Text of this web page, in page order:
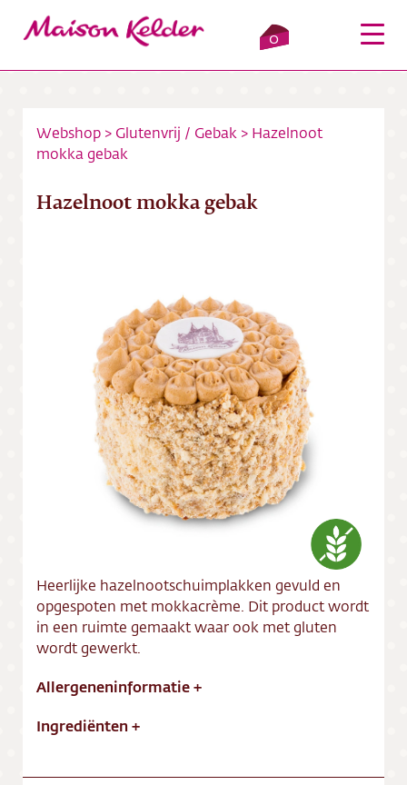
0
Inloggen
Webshop > Glutenvrij / Gebak > Hazelnoot
mokka gebak
Hazelnoot mokka gebak
Heerlijke hazelnootschuimplakken gevuld en
opgespoten met mokkacrème. Dit product wordt
in een ruimte gemaakt waar ook met gluten
wordt gewerkt.
Allergeneninformatie+
Ingrediënten +